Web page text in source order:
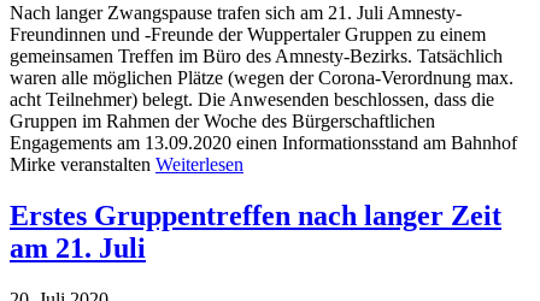
Nach langer Zwangspause trafen sich am 21. Juli Amnesty-
Freundinnen und -Freunde der Wuppertaler Gruppen zu einem
gemeinsamen Treffen im Büro des Amnesty-Bezirks. Tatsächlich
waren alle möglichen Plätze (wegen der Corona-Verordnung max.
acht Teilnehmer) belegt. Die Anwesenden beschlossen, dass die
Gruppen im Rahmen der Woche des Bürgerschaftlichen
Engagements am 13.09.2020 einen Informationsstand am Bahnhof
Mirke veranstalten Weiterlesen
Erstes Gruppentreffen nach langer Zeit
am 21. Juli